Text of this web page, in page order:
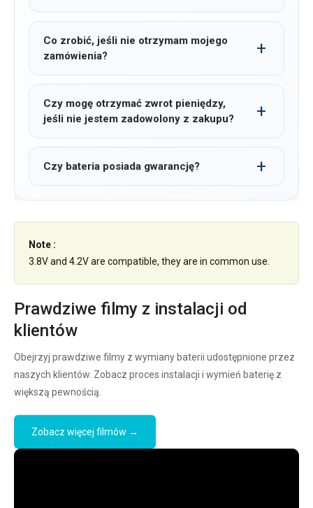
Co zrobić, jeśli nie otrzymam mojego
zamówienia?
Czy mogę otrzymać zwrot pieniędzy,
jeśli nie jestem zadowolony z zakupu?
Czy bateria posiada gwarancję?
Note :
3.8V and 4.2V are compatible, they are in common use.
Prawdziwe filmy z instalacji od
klientów
Obejrzyj prawdziwe filmy z wymiany baterii udostępnione przez
naszych klientów. Zobacz proces instalacji i wymień baterię z
większą pewnością.
Zobacz więcej filmów →